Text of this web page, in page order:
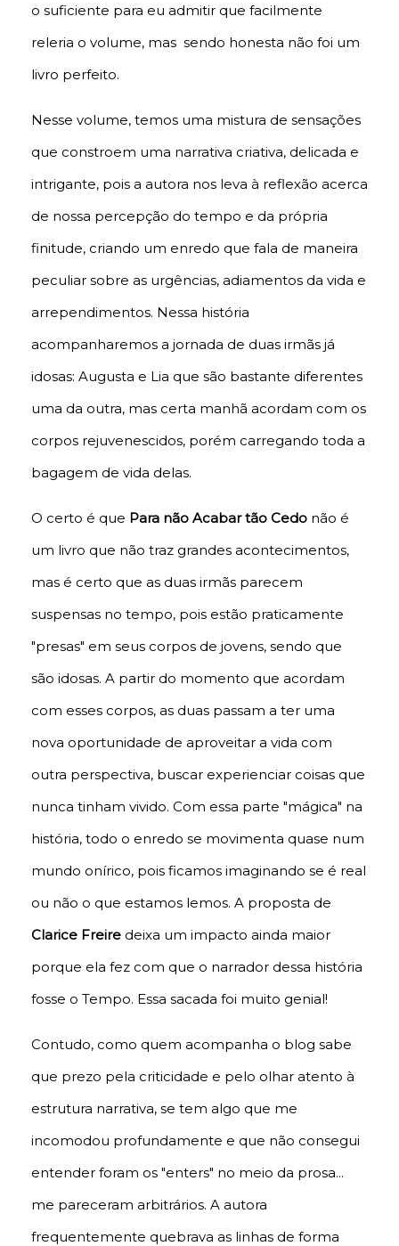
o suficiente para eu admitir que facilmente
releria o volume, mas sendo honesta não foi um
livro perfeito.
Nesse volume, temos uma mistura de sensações
que constroem uma narrativa criativa, delicada e
intrigante, pois a autora nos leva à reflexão acerca
de nossa percepção do tempo e da própria
finitude, criando um enredo que fala de maneira
peculiar sobre as urgências, adiamentos da vida e
arrependimentos. Nessa história
acompanharemos a jornada de duas irmãs já
idosas: Augusta e Lia que são bastante diferentes
uma da outra, mas certa manhã acordam com os
corpos rejuvenescidos, porém carregando toda a
bagagem de vida delas.
O certo é que Para não Acabar tão Cedo não é
um livro que não traz grandes acontecimentos,
mas é certo que as duas irmãs parecem
suspensas no tempo, pois estão praticamente
"presas" em seus corpos de jovens, sendo que
são idosas. A partir do momento que acordam
com esses corpos, as duas passam a ter uma
nova oportunidade de aproveitar a vida com
outra perspectiva, buscar experienciar coisas que
nunca tinham vivido. Com essa parte "mágica" na
história, todo o enredo se movimenta quase num
mundo onírico, pois ficamos imaginando se é real
ou não o que estamos lemos. A proposta de
Clarice Freire deixa um impacto ainda maior
porque ela fez com que o narrador dessa história
fosse o Tempo. Essa sacada foi muito genial!
Contudo, como quem acompanha o blog sabe
que prezo pela criticidade e pelo olhar atento à
estrutura narrativa, se tem algo que me
incomodou profundamente e que não consegui
entender foram os "enters" no meio da prosa...
me pareceram arbitrários. A autora
frequentemente quebrava as linhas de forma